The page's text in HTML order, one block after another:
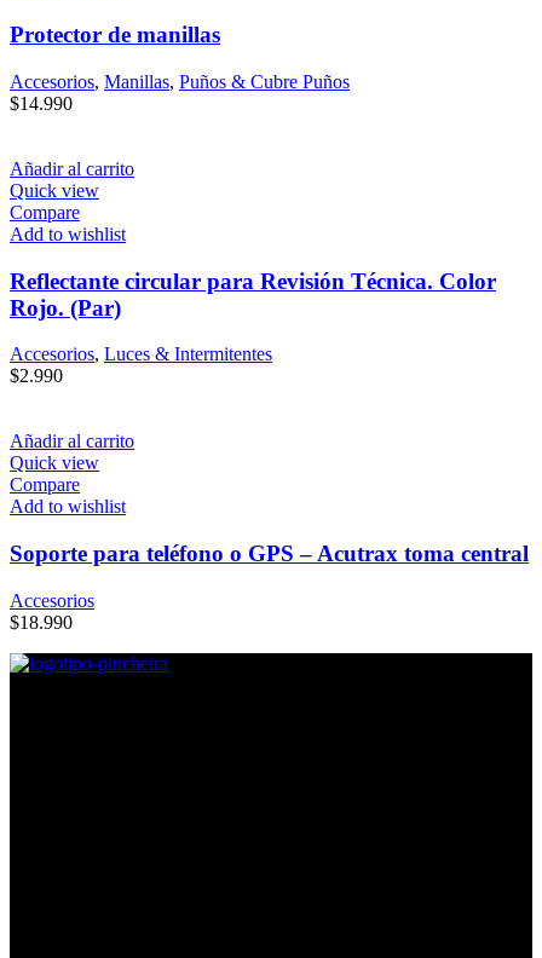
Protector de manillas
Accesorios, Manillas, Puños & Cubre Puños
$14.990
Añadir al carrito
Quick view
Compare
Add to wishlist
Reflectante circular para Revisión Técnica. Color
Rojo. (Par)
Accesorios, Luces & Intermitentes
$2.990
Añadir al carrito
Quick view
Compare
Add to wishlist
Soporte para teléfono o GPS – Acutrax toma central
Accesorios
$18.990